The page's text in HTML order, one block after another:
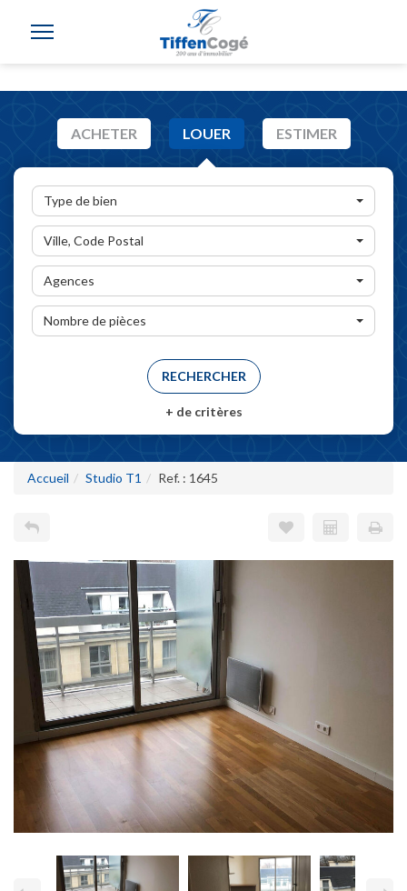
ACHETER LOUER ESTIMER
Type de bien
Ville, Code Postal
Agences
Nombre de pièces
+ de critères
Accueil Studio T1 Ref. : 1645